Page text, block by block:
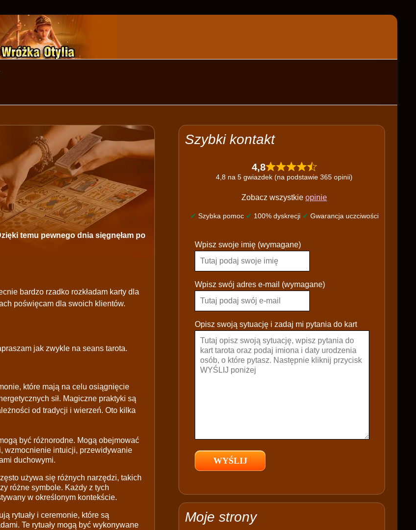
temu pewnego dnia sięgnęłam po
bardzo rzadko rozkładam karty dla
poświęcam dla swoich klientów.
jak zwykle na seans tarota.
które mają na celu osiągnięcie
sił. Magiczne praktyki są
od tradycji i wierzeń. Oto kilka
być różnorodne. Mogą obejmować
wzmocnienie intuicji, przewidywanie
duchowymi.
używa się różnych narzędzi, takich
różne symbole. Każdy z tych
w określonym kontekście.
rytuały i ceremonie, które są
Te rytuały mogą być wykonywane
Szybki kontakt
4,8
4,8 na 5 gwiazdek (na podstawie 365 opinii)
Zobacz wszystkie opinie
✔ Szybka pomoc ✔ 100% dyskrecji ✔ Gwarancja uczciwości
l
a
s
e
a
e
e
p
y
Wpisz swoje imię (wymagane)
Wpisz swój adres e-mail (wymagane)
Opisz swoją sytuację i zadaj mi pytania do kart
Moje strony